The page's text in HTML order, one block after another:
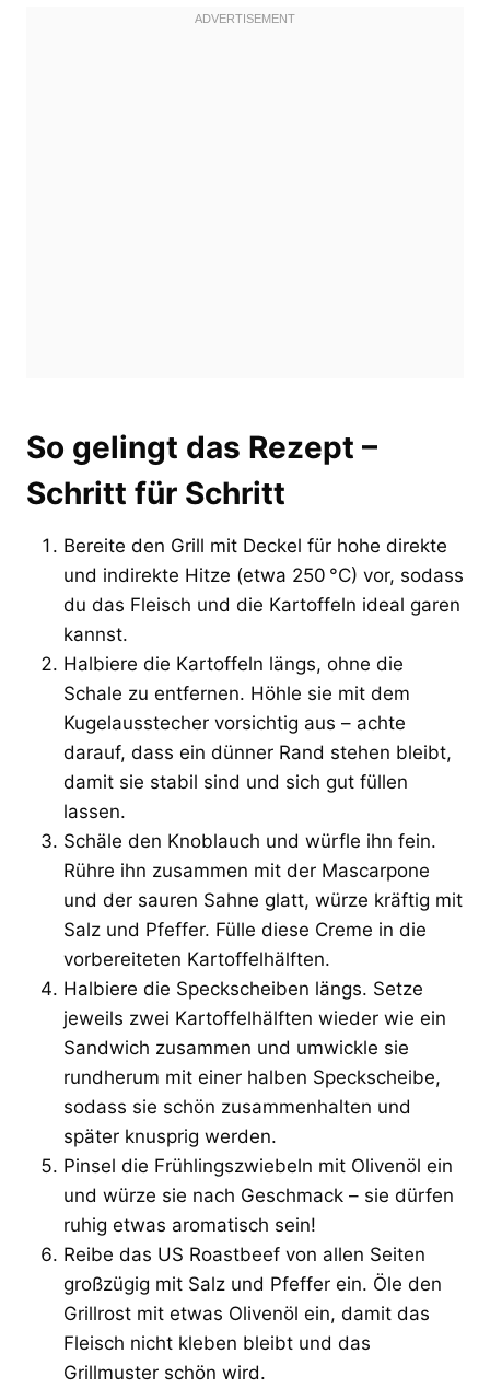
So gelingt das Rezept –
Schritt für Schritt
Bereite den Grill mit Deckel für hohe direkte
und indirekte Hitze (etwa 250 °C) vor, sodass
du das Fleisch und die Kartoffeln ideal garen
kannst.
Halbiere die Kartoffeln längs, ohne die
Schale zu entfernen. Höhle sie mit dem
Kugelausstecher vorsichtig aus – achte
darauf, dass ein dünner Rand stehen bleibt,
damit sie stabil sind und sich gut füllen
lassen.
Schäle den Knoblauch und würfle ihn fein.
Rühre ihn zusammen mit der Mascarpone
und der sauren Sahne glatt, würze kräftig mit
Salz und Pfeffer. Fülle diese Creme in die
vorbereiteten Kartoffelhälften.
Halbiere die Speckscheiben längs. Setze
jeweils zwei Kartoffelhälften wieder wie ein
Sandwich zusammen und umwickle sie
rundherum mit einer halben Speckscheibe,
sodass sie schön zusammenhalten und
später knusprig werden.
Pinsel die Frühlingszwiebeln mit Olivenöl ein
und würze sie nach Geschmack – sie dürfen
ruhig etwas aromatisch sein!
Reibe das US Roastbeef von allen Seiten
großzügig mit Salz und Pfeffer ein. Öle den
Grillrost mit etwas Olivenöl ein, damit das
Fleisch nicht kleben bleibt und das
Grillmuster schön wird.